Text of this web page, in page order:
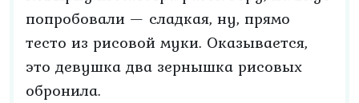
попробовали — сладкая, ну, прямо
тесто из рисовой муки. Оказывается,
это девушка два зернышка рисовых
обронила.